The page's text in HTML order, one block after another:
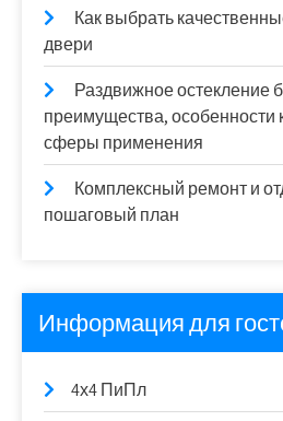
Как выбрать
двери
Раздвижное остекление
преимущества, особенности
сферы применения
Комплексный ремонт и
пошаговый план
Информация для
4х4 ПиПл